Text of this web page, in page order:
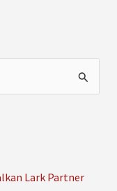
Lark Partner